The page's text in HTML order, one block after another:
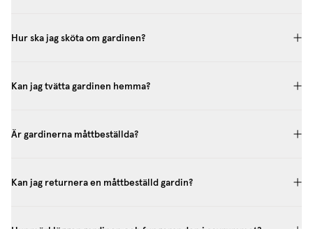
Hur ska jag sköta om gardinen?
Kan jag tvätta gardinen hemma?
Är gardinerna måttbeställda?
Kan jag returnera en måttbeställd gardin?